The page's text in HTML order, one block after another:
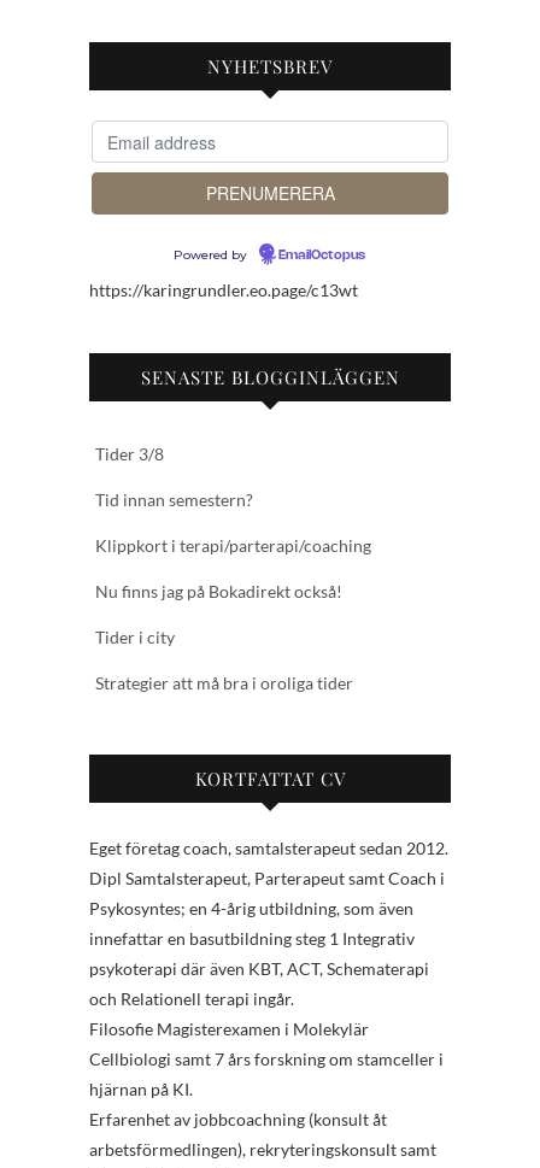
NYHETSBREV
Powered by EmailOctopus
https://karingrundler.eo.page/c13wt
SENASTE BLOGGINLÄGGEN
Tider 3/8
Tid innan semestern?
Klippkort i terapi/parterapi/coaching
Nu finns jag på Bokadirekt också!
Tider i city
Strategier att må bra i oroliga tider
KORTFATTAT CV
Eget företag coach, samtalsterapeut sedan 2012.
Dipl Samtalsterapeut, Parterapeut samt Coach i
Psykosyntes; en 4-årig utbildning, som även
innefattar en basutbildning steg 1 Integrativ
psykoterapi där även KBT, ACT, Schematerapi
och Relationell terapi ingår.
Filosofie Magisterexamen i Molekylär
Cellbiologi samt 7 års forskning om stamceller i
hjärnan på KI.
Erfarenhet av jobbcoachning (konsult åt
arbetsförmedlingen), rekryteringskonsult samt